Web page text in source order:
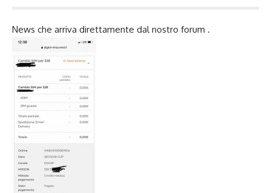
News che arriva direttamente dal nostro forum .